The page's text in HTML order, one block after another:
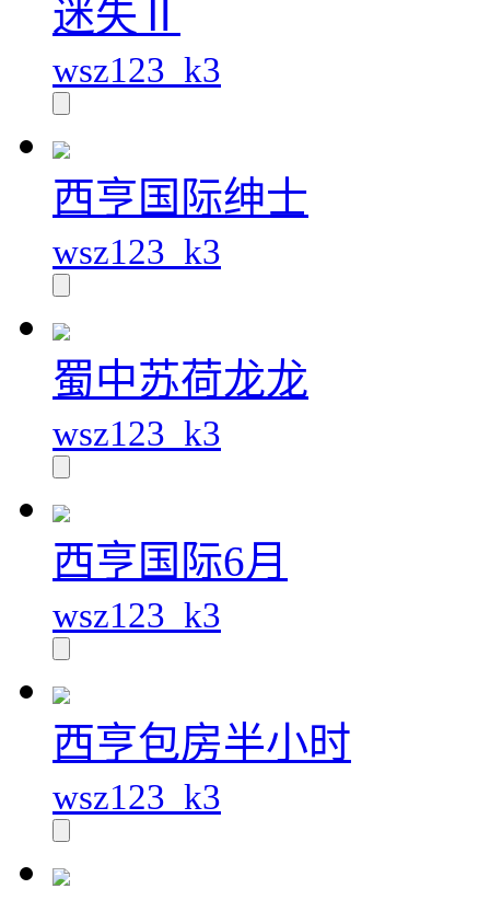
迷失Ⅱ
wsz123_k3
西亨国际绅士
wsz123_k3
蜀中苏荷龙龙
wsz123_k3
西亨国际6月
wsz123_k3
西亨包房半小时
wsz123_k3